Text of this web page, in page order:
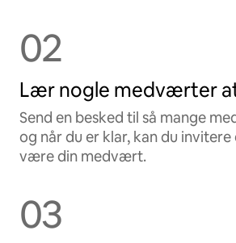
02
Lær nogle medværter
Send en besked til så mange
og når du er klar, kan du
være din medvært.
03